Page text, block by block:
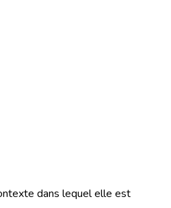
dans lequel elle est